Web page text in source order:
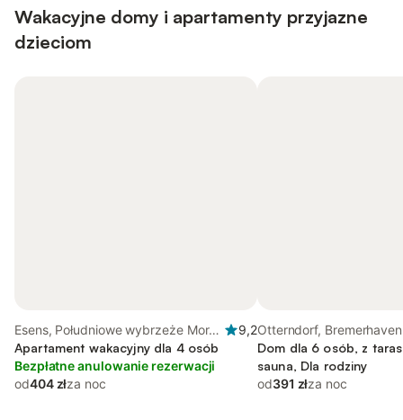
Wakacyjne domy i apartamenty przyjazne
dzieciom
Esens, Południowe wybrzeże Morza
Północnego
9,2
Apartament wakacyjny dla 4 osób
Bezpłatne anulowanie rezerwacji
od404 złza noc
Otterndorf,
Dom dla 6 osób, z
sauna, Dla rodziny
od391 złza noc